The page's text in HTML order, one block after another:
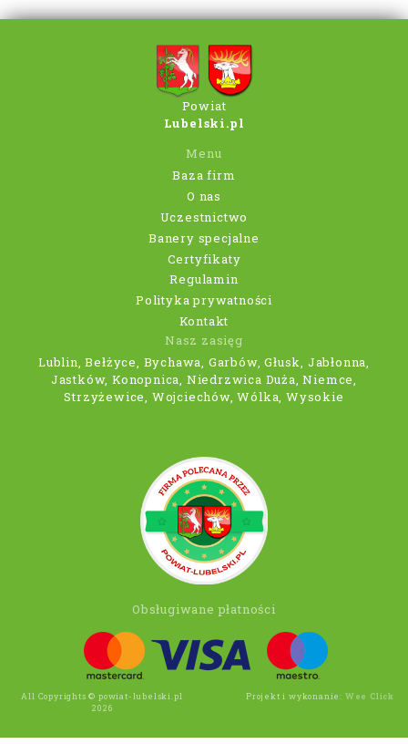
Powiat
Lubelski.pl
Menu
Baza firm
O nas
Uczestnictwo
Banery specjalne
Certyfikaty
Regulamin
Polityka prywatności
Kontakt
Nasz zasięg
Lublin, Bełżyce, Bychawa, Garbów, Głusk, Jabłonna,
Jastków, Konopnica, Niedrzwica Duża, Niemce,
Strzyżewice, Wojciechów, Wólka, Wysokie
Obsługiwane płatności
All Copyrights © powiat-lubelski.pl
2026
Projekt i wykonanie: Wee Click